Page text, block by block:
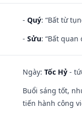
- Quý: “Bất từ
- Sửu: “Bất
Ngày: Tốc Hỷ -
Buổi sáng tốt,
tiến hành công